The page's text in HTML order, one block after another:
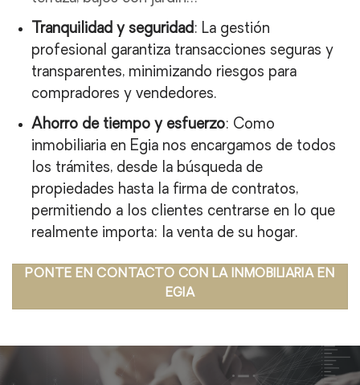
Tranquilidad y seguridad : La gestión
profesional garantiza transacciones seguras y
transparentes, minimizando riesgos para
compradores y vendedores.
Ahorro de tiempo y esfuerzo: Como
inmobiliaria en Egia nos encargamos de todos
los trámites, desde la búsqueda de
propiedades hasta la firma de contratos,
permitiendo a los clientes centrarse en lo que
realmente importa: la venta de su hogar.
PONTE EN CONTACTO CON LA INMOBILIARIA EN
EGIA